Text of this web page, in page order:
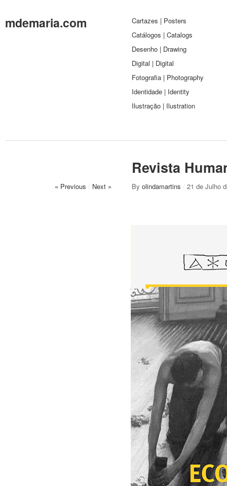
mdemaria.com
Cartazes | Posters
Catálogos | Catalogs
Desenho | Drawing
Digital | Digital
Fotografia | Photography
Identidade | Identity
Ilustração | Ilustration
Revista
« Previous / Next » By olindamartins / 21 de Julho